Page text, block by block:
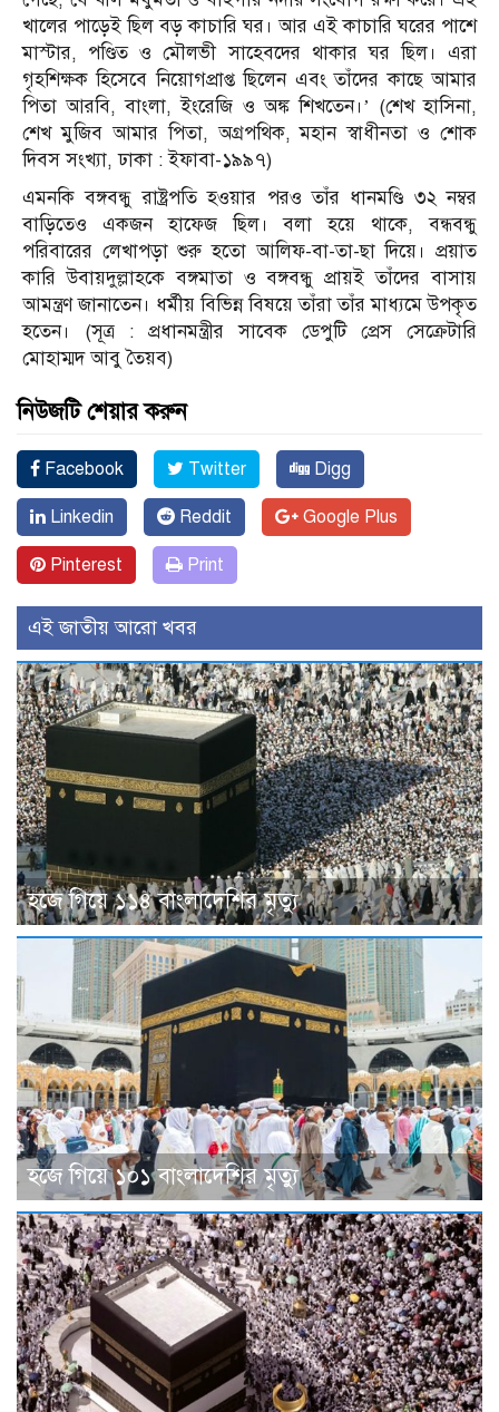
খালের পাড়েই ছিল বড় কাচারি ঘর। আর এই কাচারি ঘরের পাশে
মাস্টার, পণ্ডিত ও মৌলভী সাহেবদের থাকার ঘর ছিল। এরা
গৃহশিক্ষক হিসেবে নিয়োগপ্রাপ্ত ছিলেন এবং তাঁদের কাছে আমার
পিতা আরবি, বাংলা, ইংরেজি ও অঙ্ক শিখতেন।’ (শেখ হাসিনা,
শেখ মুজিব আমার পিতা, অগ্রপথিক, মহান স্বাধীনতা ও শোক
দিবস সংখ্যা, ঢাকা : ইফাবা-১৯৯৭)
এমনকি বঙ্গবন্ধু রাষ্ট্রপতি হওয়ার পরও তাঁর ধানমণ্ডি ৩২ নম্বর
বাড়িতেও একজন হাফেজ ছিল। বলা হয়ে থাকে, বন্ধবন্ধু
পরিবারের লেখাপড়া শুরু হতো আলিফ-বা-তা-ছা দিয়ে। প্রয়াত
কারি উবায়দুল্লাহকে বঙ্গমাতা ও বঙ্গবন্ধু প্রায়ই তাঁদের বাসায়
আমন্ত্রণ জানাতেন। ধর্মীয় বিভিন্ন বিষয়ে তাঁরা তাঁর মাধ্যমে উপকৃত
হতেন। (সূত্র : প্রধানমন্ত্রীর সাবেক ডেপুটি প্রেস সেক্রেটারি
মোহাম্মদ আবু তৈয়ব)
নিউজটি শেয়ার করুন
Facebook Twitter Digg
Linkedin Reddit Google Plus
Pinterest Print
এই জাতীয় আরো খবর
হজে গিয়ে ১১৪ বাংলাদেশির মৃত্যু
হজে গিয়ে ১০১ বাংলাদেশির মৃত্যু